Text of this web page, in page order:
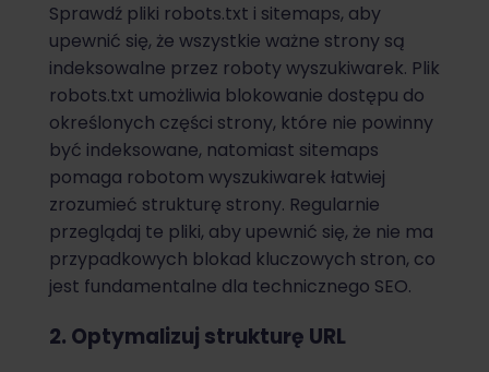
Sprawdź pliki robots.txt i sitemaps, aby
upewnić się, że wszystkie ważne strony są
indeksowalne przez roboty wyszukiwarek. Plik
robots.txt umożliwia blokowanie dostępu do
określonych części strony, które nie powinny
być indeksowane, natomiast sitemaps
pomaga robotom wyszukiwarek łatwiej
zrozumieć strukturę strony. Regularnie
przeglądaj te pliki, aby upewnić się, że nie ma
przypadkowych blokad kluczowych stron, co
jest fundamentalne dla technicznego SEO.
2. Optymalizuj strukturę URL